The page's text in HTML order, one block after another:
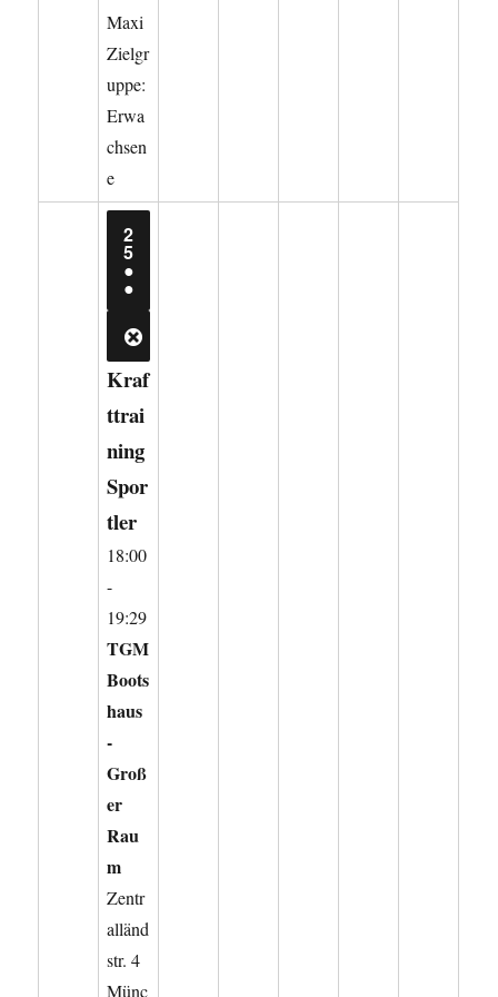
Maxi
Zielgr
uppe:
Erwa
chsen
e
2
525.
AUGUST
2026
●
●
VERANSTALTUNGEN)
CLOSE
Kraf
ttrai
ning
Spor
tler
18:00
-
19:29
TGM
Boots
haus
-
Groß
er
Rau
m
Zentr
alländ
str. 4
Münc